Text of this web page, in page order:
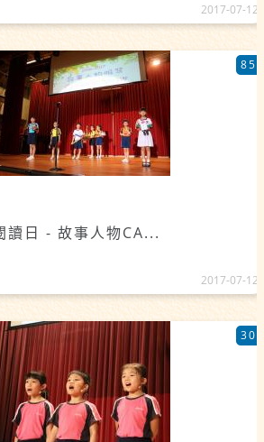
2017-07-12
日 - 故事人物CA...
85
2017-07-12
30